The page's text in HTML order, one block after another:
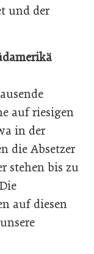
und der
auf riesigen
in der
die Absetzer
stehen bis zu
auf diesen